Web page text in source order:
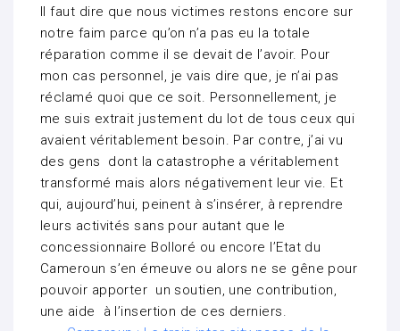
Il faut dire que nous victimes restons encore sur
notre faim parce qu’on n’a pas eu la totale
réparation comme il se devait de l’avoir. Pour
mon cas personnel, je vais dire que, je n’ai pas
réclamé quoi que ce soit. Personnellement, je
me suis extrait justement du lot de tous ceux qui
avaient véritablement besoin. Par contre, j’ai vu
des gens dont la catastrophe a véritablement
transformé mais alors négativement leur vie. Et
qui, aujourd’hui, peinent à s’insérer, à reprendre
leurs activités sans pour autant que le
concessionnaire Bolloré ou encore l’Etat du
Cameroun s’en émeuve ou alors ne se gêne pour
pouvoir apporter un soutien, une contribution,
une aide à l’insertion de ces derniers.